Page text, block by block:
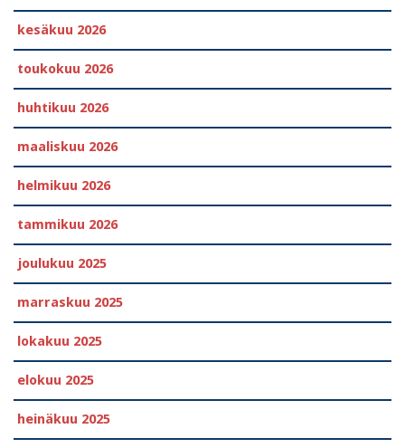
kesäkuu 2026
toukokuu 2026
huhtikuu 2026
maaliskuu 2026
helmikuu 2026
tammikuu 2026
joulukuu 2025
marraskuu 2025
lokakuu 2025
elokuu 2025
heinäkuu 2025